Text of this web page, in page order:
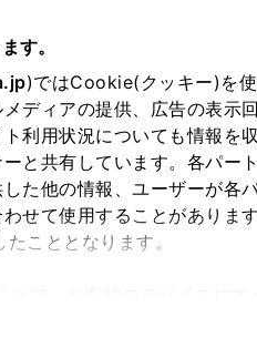
す。
)ではCookie(クッキー)を
ディアの提供、広告の表示
利用状況についても情報を
と共有しています。各パー
た他の情報、ユーザーが各
せて使用することがありま
こととなります。